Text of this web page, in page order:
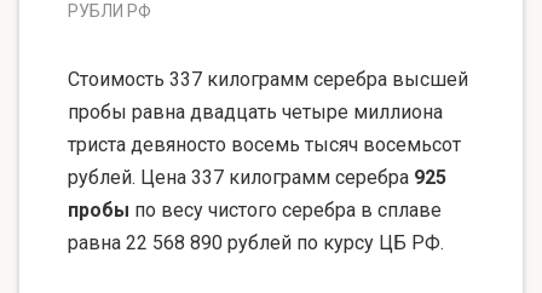
РУБЛИ РФ
Стоимость 337 килограмм серебра высшей
пробы равна двадцать четыре миллиона
триста девяносто восемь тысяч восемьсот
рублей. Цена 337 килограмм серебра 925
пробы по весу чистого серебра в сплаве
равна 22 568 890 рублей по курсу ЦБ РФ.